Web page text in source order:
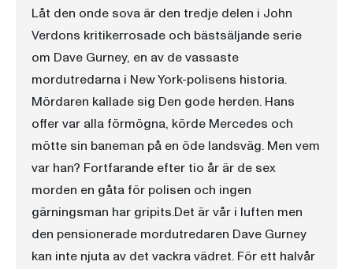
​Låt den onde sova är den tredje delen i John
Verdons kritikerrosade och bästsäljande serie
om Dave Gurney, en av de vassaste
mordutredarna i New York-polisens historia.
Mördaren kallade sig Den gode herden. Hans
offer var alla förmögna, körde Mercedes och
mötte sin baneman på en öde landsväg. Men vem
var han? Fortfarande efter tio år är de sex
morden en gåta för polisen och ingen
gärningsman har gripits.Det är vår i luften men
den pensionerade mordutredaren Dave Gurney
kan inte njuta av det vackra vädret. För ett halvår